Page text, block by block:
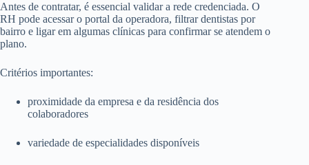
Antes de contratar, é essencial validar a rede credenciada. O
RH pode acessar o portal da operadora, filtrar dentistas por
bairro e ligar em algumas clínicas para confirmar se atendem o
plano.
Critérios importantes:
proximidade da empresa e da residência dos
colaboradores
variedade de especialidades disponíveis